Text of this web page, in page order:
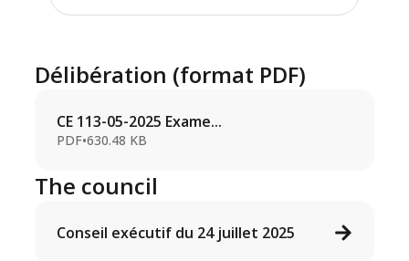
Délibération (format PDF)
CE 113-05-2025 Exame...
PDF•630.48 KB
The council
Conseil exécutif du 24 juillet 2025